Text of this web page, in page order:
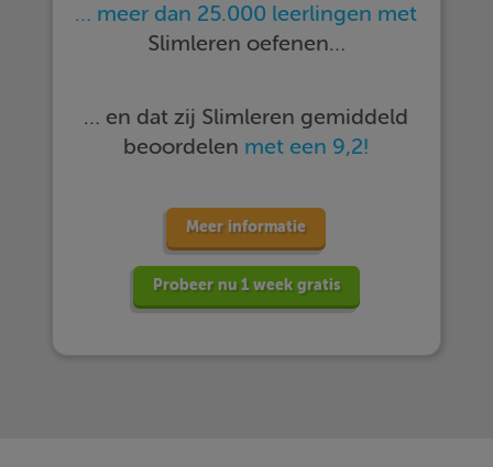
… meer dan 25.000 leerlingen met
Slimleren oefenen…
… en dat zij Slimleren gemiddeld
beoordelen met een 9,2!
Meer informatie
Probeer nu 1 week gratis